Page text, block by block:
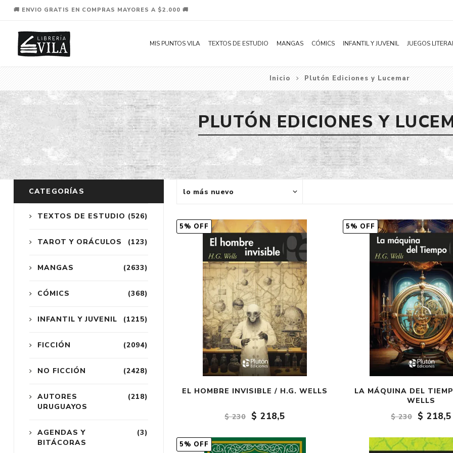
🚚 ENVIO GRATIS EN COMPRAS MAYORES A $2.000 🚚
MIS PUNTOS VILA TEXTOS DE ESTUDIO MANGAS
Novelas
Shonen
Shojo
Seinen
Josei
Yaoi / BL
Subcategoría
Acción
Aventura
Bélico
Ciencia ficción
Comedia
Distopía
Ecchi
Fantasía
Fantasía oscura
Gore
Ver todo
CÓMICS INFANTIL Y JUVENIL
Literatura Infantil
Literatura Juvenil
JUEGOS
Inicio Plutón Ediciones y Lucemar
PLUTÓN EDICIONES Y
5% OFF
EL HOMBRE INVISIBLE / H.G. WELLS
$ 230 $ 218,5
5% OFF
LA MÁQUINA DEL
WELLS
$ 230
$ 218,5
5% OFF
CATEGORÍAS
(526)
TEXTOS DE ESTUDIO
(123)
TAROT Y ORÁCULOS
(2633)
MANGAS
(368)
CÓMICS
(1215)
INFANTIL Y JUVENIL
(2094)
FICCIÓN
(2428)
NO FICCIÓN
(218)
AUTORES
URUGUAYOS
(3)
AGENDAS Y
BITÁCORAS